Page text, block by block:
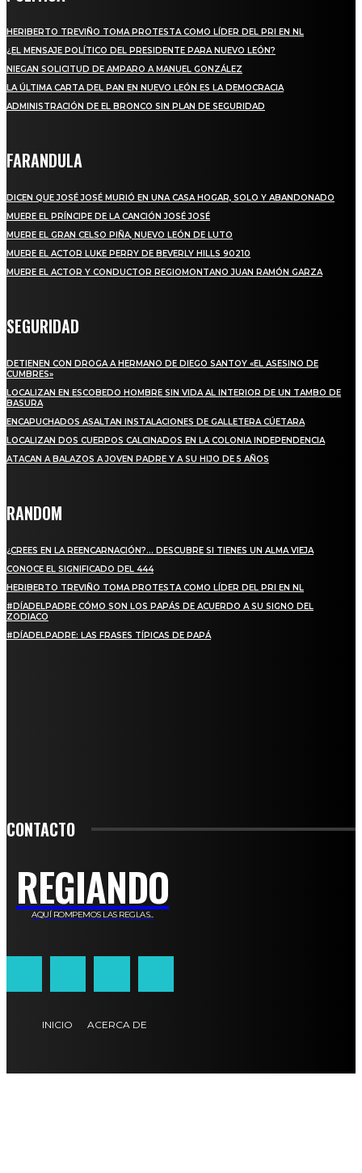
HERIBERTO TREVIÑO TOMA PROTESTA COMO LÍDER DEL PRI EN NL
¿EL MENSAJE POLÍTICO DEL PRESIDENTE PARA NUEVO LEÓN?
NIEGAN SOLICITUD DE AMPARO A MANUEL GONZÁLEZ
LA ÚLTIMA CARTA DEL PAN EN NUEVO LEÓN ES LA DEMOCRACIA
ADMINISTRACIÓN DE EL BRONCO SIN PLAN DE SEGURIDAD
FARANDULA
DICEN QUE JOSÉ JOSÉ MURIÓ EN UNA CASA HOGAR, SOLO Y ABANDONADO
MUERE EL PRÍNCIPE DE LA CANCIÓN JOSÉ JOSÉ
MUERE EL GRAN CELSO PIÑA, NUEVO LEÓN DE LUTO
MUERE EL ACTOR LUKE PERRY DE BEVERLY HILLS 90210
MUERE EL ACTOR Y CONDUCTOR REGIOMONTANO JUAN RAMÓN GARZA
SEGURIDAD
DETIENEN CON DROGA A HERMANO DE DIEGO SANTOY «EL ASESINO DE
CUMBRES»
LOCALIZAN EN ESCOBEDO HOMBRE SIN VIDA AL INTERIOR DE UN TAMBO DE
BASURA
ENCAPUCHADOS ASALTAN INSTALACIONES DE GALLETERA CÚETARA
LOCALIZAN DOS CUERPOS CALCINADOS EN LA COLONIA INDEPENDENCIA
ATACAN A BALAZOS A JOVEN PADRE Y A SU HIJO DE 5 AÑOS
RANDOM
¿CREES EN LA REENCARNACIÓN?… DESCUBRE SI TIENES UN ALMA VIEJA
CONOCE EL SIGNIFICADO DEL 444
HERIBERTO TREVIÑO TOMA PROTESTA COMO LÍDER DEL PRI EN NL
#DÍADELPADRE CÓMO SON LOS PAPÁS DE ACUERDO A SU SIGNO DEL
ZODIACO
#DÍADELPADRE: LAS FRASES TÍPICAS DE PAPÁ
CONTACTO
REGIANDO
AQUÍ ROMPEMOS LAS REGLAS...
INICIO ACERCA DE